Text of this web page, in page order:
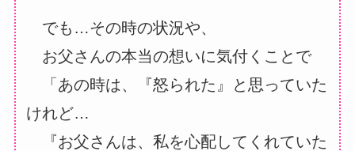
でも…その時の状況や、
お父さんの本当の想いに気付くことで
「あの時は、『怒られた』と思っていた
けれど…
『お父さんは、私を心配してくれていた